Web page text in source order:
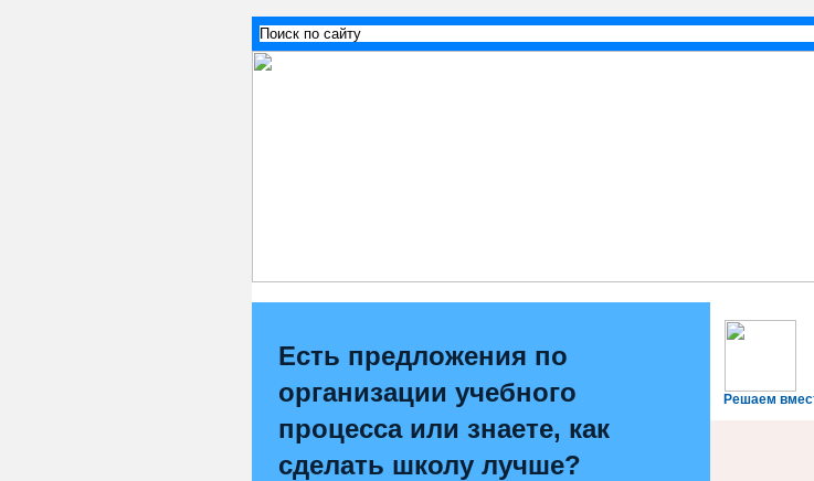
Решаем
Есть предложения по
организации учебного
процесса или знаете, как
сделать школу лучше?